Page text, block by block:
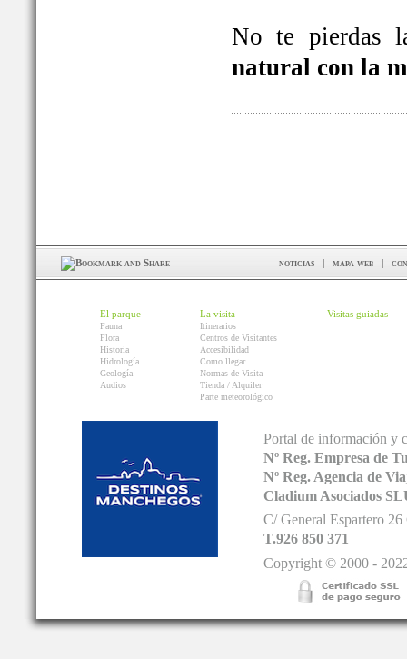
No te pierdas
natural con la
noticias mapa web
El parque
Fauna
Flora
Historia
Hidrología
Geología
Audios
La visita
Itinerarios
Centros de Visitantes
Accesibilidad
Como llegar
Normas de Visita
Tienda / Alquiler
Parte meteorológico
Visitas guiadas
Portal de información y
Nº Reg. Empresa de
Nº Reg. Agencia de
Cladium Asociados
C/ General Espartero
T.926 850 371
Copyright © 2000 -